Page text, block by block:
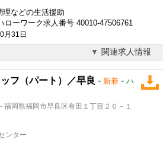
などの生活援助
ーワーク求人番号 40010-47506761
月31日
関連求人情報
フ（パート）／早良 - 新着 - ハ
岡県福岡市早良区有田１丁目２６－１
ンター